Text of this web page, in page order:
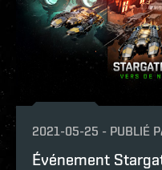
2021-05-25 - PUBLIÉ
Événement